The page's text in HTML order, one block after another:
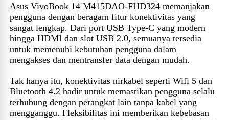
Asus VivoBook 14 M415DAO-FHD324 memanjakan
pengguna dengan beragam fitur konektivitas yang
sangat lengkap. Dari port USB Type-C yang modern
hingga HDMI dan slot USB 2.0, semuanya tersedia
untuk memenuhi kebutuhan pengguna dalam
mengakses dan mentransfer data dengan mudah.
Tak hanya itu, konektivitas nirkabel seperti Wifi 5 dan
Bluetooth 4.2 hadir untuk memastikan pengguna selalu
terhubung dengan perangkat lain tanpa kabel yang
mengganggu. Fleksibilitas ini memberikan kebebasan